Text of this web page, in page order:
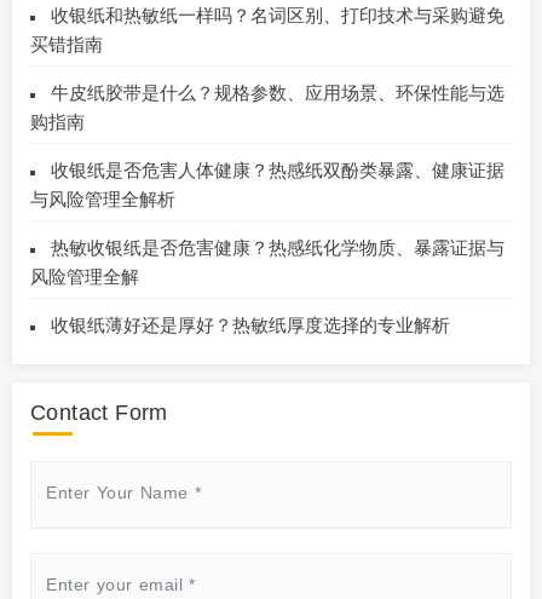
收银纸和热敏纸一样吗？名词区别、打印技术与采购避免
买错指南
牛皮纸胶带是什么？规格参数、应用场景、环保性能与选
购指南
收银纸是否危害人体健康？热感纸双酚类暴露、健康证据
与风险管理全解析
热敏收银纸是否危害健康？热感纸化学物质、暴露证据与
风险管理全解
收银纸薄好还是厚好？热敏纸厚度选择的专业解析
Contact Form